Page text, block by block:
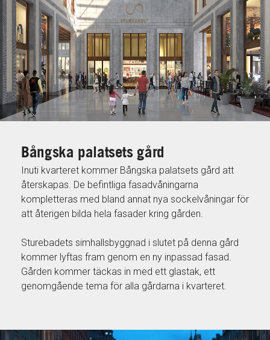
Bångska palatsets gård
Inuti kvarteret kommer Bångska palatsets gård att
återskapas. De befintliga fasadvåningarna
kompletteras med bland annat nya sockelvåningar för
att återigen bilda hela fasader kring gården.
Sturebadets simhallsbyggnad i slutet på denna gård
kommer lyftas fram genom en ny inpassad fasad.
Gården kommer täckas in med ett glastak, ett
genomgående tema för alla gårdarna i kvarteret.